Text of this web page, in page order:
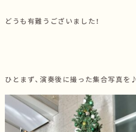
どうも有難うございました！
ひとまず、演奏後に撮った集合写真を♪